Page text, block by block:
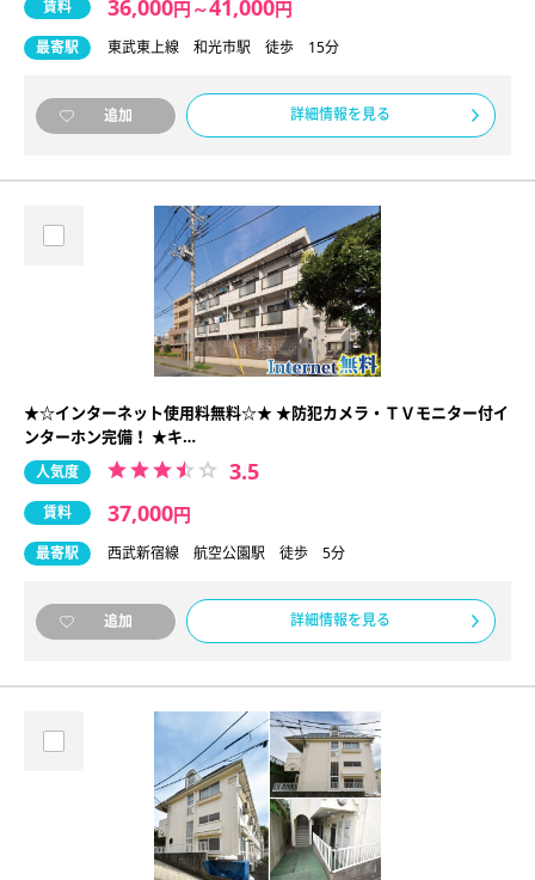
賃料 36,000円 ～41,000円
最寄駅 東武東上線 和光市駅 徒歩 15分
追加 詳細情報を見る
★☆インターネット使用料無料☆★ ★防犯カメラ・ＴＶモニター付イ
ンターホン完備！ ★キ…
人気度 3.5
賃料 37,000円
最寄駅 西武新宿線 航空公園駅 徒歩 5分
追加 詳細情報を見る